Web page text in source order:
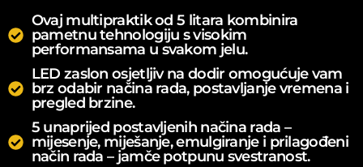
Ovaj multipraktik od 5 litara kombinira
pametnu tehnologiju s visokim
performansama u svakom jelu.
LED zaslon osjetljiv na dodir omogućuje vam
brz odabir načina rada, postavljanje vremena i
pregled brzine.
5 unaprijed postavljenih načina rada –
mijesenje, miješanje, emulgiranje i prilagođeni
način rada – jamče potpunu svestranost.